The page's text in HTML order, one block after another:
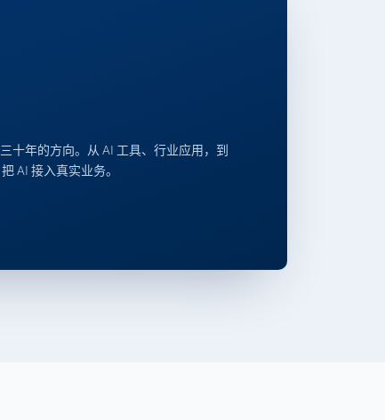
十年的方向。从 AI 工具、行业应用，到
AI 接入真实业务。